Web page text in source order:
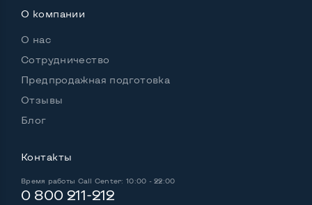
Операционная система
Разъемы подключения:
Выход Display port
Выход mini Display port
О компании
О нас
Сотрудничество
Предпродажная подготовка
Отзывы
Блог
Контакты
Время работы Call Center: 10:00 - 22:00
0 800 211-212